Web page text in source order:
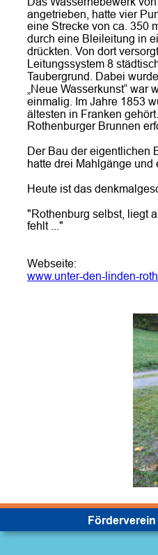
angetrieben, hatte vier
eine Strecke von ca. 350
durch eine Bleileitung in
drückten. Von dort
Leitungssystem 8
Taubergrund. Dabei
„Neue Wasserkunst“
einmalig. Im Jahre 1853
ältesten in Franken
Rothenburger Brunnen
Der Bau der eigentlichen
hatte drei Mahlgänge und
Heute ist das
"Rothenburg selbst, liegt
fehlt ..."
Webseite:
www.unter-den-linden-
Förderverein